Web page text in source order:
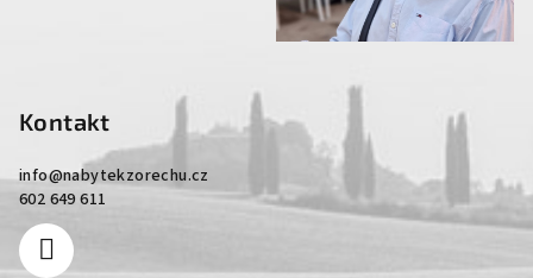
Kontakt
info@nabytekzorechu.cz
602 649 611